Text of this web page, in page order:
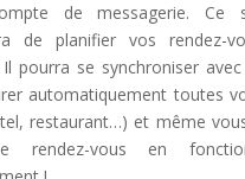
de messagerie. Ce
de planifier vos rendez-
pourra se synchroniser
automatiquement toutes
restaurant…) et même
rendez-vous en